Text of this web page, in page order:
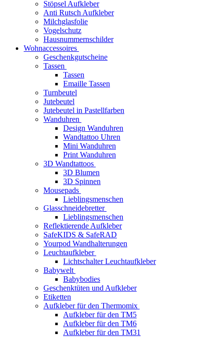
Stöpsel Aufkleber
Anti Rutsch Aufkleber
Milchglasfolie
Vogelschutz
Hausnummernschilder
Wohnaccessoires
Geschenkgutscheine
Tassen
Tassen
Emaille Tassen
Turnbeutel
Jutebeutel
Jutebeutel in Pastellfarben
Wanduhren
Design Wanduhren
Wandtattoo Uhren
Mini Wanduhren
Print Wanduhren
3D Wandtattoos
3D Blumen
3D Spinnen
Mousepads
Lieblingsmenschen
Glasschneidebretter
Lieblingsmenschen
Reflektierende Aufkleber
SafeKIDS & SafeRAD
Yourpod Wandhalterungen
Leuchtaufkleber
Lichtschalter Leuchtaufkleber
Babywelt
Babybodies
Geschenktüten und Aufkleber
Etiketten
Aufkleber für den Thermomix
Aufkleber für den TM5
Aufkleber für den TM6
Aufkleber für den TM31